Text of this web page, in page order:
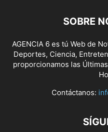
SOBRE
AGENCIA 6 es tú Web de
Deportes, Ciencia,
proporcionamos las
Contáctanos: